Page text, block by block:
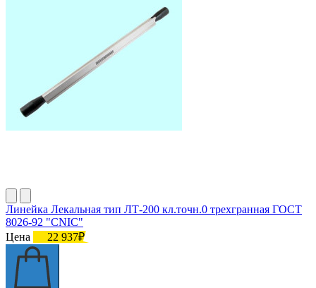
Линейка Лекальная тип ЛТ-200 кл.точн.0 трехгранная ГОСТ
8026-92 "CNIC"
Цена
22 937₽